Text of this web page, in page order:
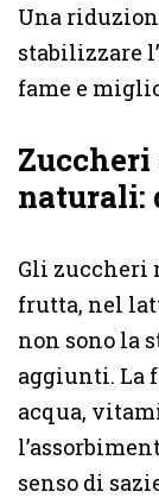
Una
stabilizzare
fame e
naturali:
Gli zuccheri
frutta, nel
non sono la
aggiunti. La
acqua,
senso di